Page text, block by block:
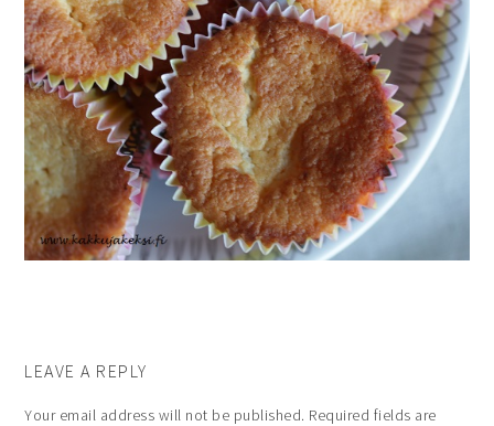
LEAVE A REPLY
Your email address will not be published. Required fields are